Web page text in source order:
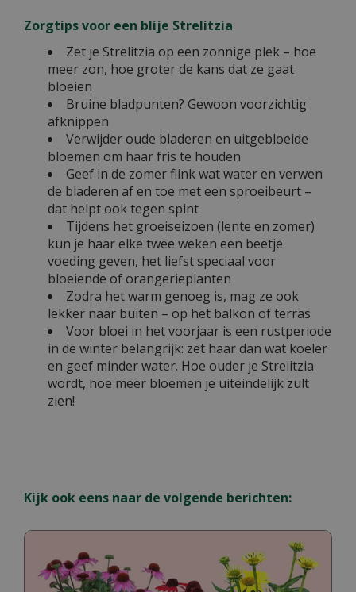
Zorgtips voor een blije Strelitzia
Zet je Strelitzia op een zonnige plek – hoe
meer zon, hoe groter de kans dat ze gaat
bloeien
Bruine bladpunten? Gewoon voorzichtig
afknippen
Verwijder oude bladeren en uitgebloeide
bloemen om haar fris te houden
Geef in de zomer flink wat water en verwen
de bladeren af en toe met een sproeibeurt –
dat helpt ook tegen spint
Tijdens het groeiseizoen (lente en zomer)
kun je haar elke twee weken een beetje
voeding geven, het liefst speciaal voor
bloeiende of orangerieplanten
Zodra het warm genoeg is, mag ze ook
lekker naar buiten – op het balkon of terras
Voor bloei in het voorjaar is een rustperiode
in de winter belangrijk: zet haar dan wat koeler
en geef minder water. Hoe ouder je Strelitzia
wordt, hoe meer bloemen je uiteindelijk zult
zien!
Kijk ook eens naar de volgende berichten: